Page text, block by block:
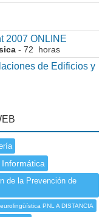
2007 ONLINE
- 72 horas
de Edificios y
de la Prevención de
PNL A DISTANCIA